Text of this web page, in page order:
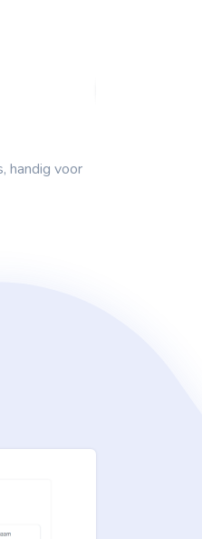
handig voor